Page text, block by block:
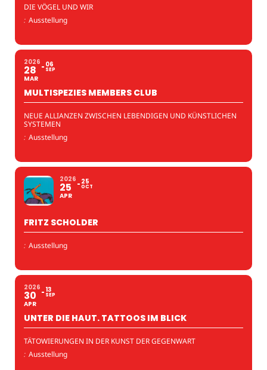
DIE VÖGEL UND WIR
: Ausstellung
2026
28
MAR
06
SEP
MULTISPEZIES MEMBERS CLUB
NEUE ALLIANZEN ZWISCHEN LEBENDIGEN UND KÜNSTLICHEN
SYSTEMEN
: Ausstellung
2026
25
APR
25
OCT
FRITZ SCHOLDER
: Ausstellung
2026
30
APR
13
SEP
UNTER DIE HAUT. TATTOOS IM BLICK
TÄTOWIERUNGEN IN DER KUNST DER GEGENWART
: Ausstellung